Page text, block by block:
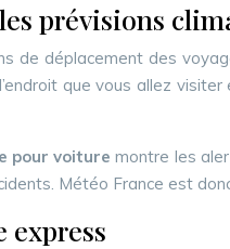
prévisions
déplacement des
que vous allez
pour voituremontre les
Météo France est
express